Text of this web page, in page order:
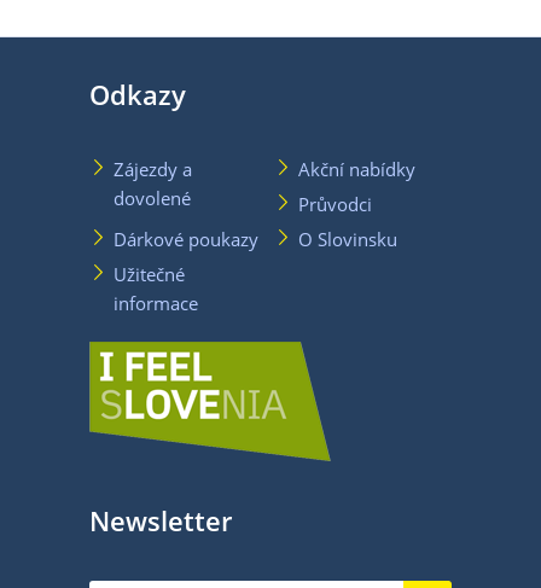
Odkazy
Zájezdy a
dovolené
Akční nabídky
Průvodci
Dárkové poukazy
O Slovinsku
Užitečné
informace
Newsletter